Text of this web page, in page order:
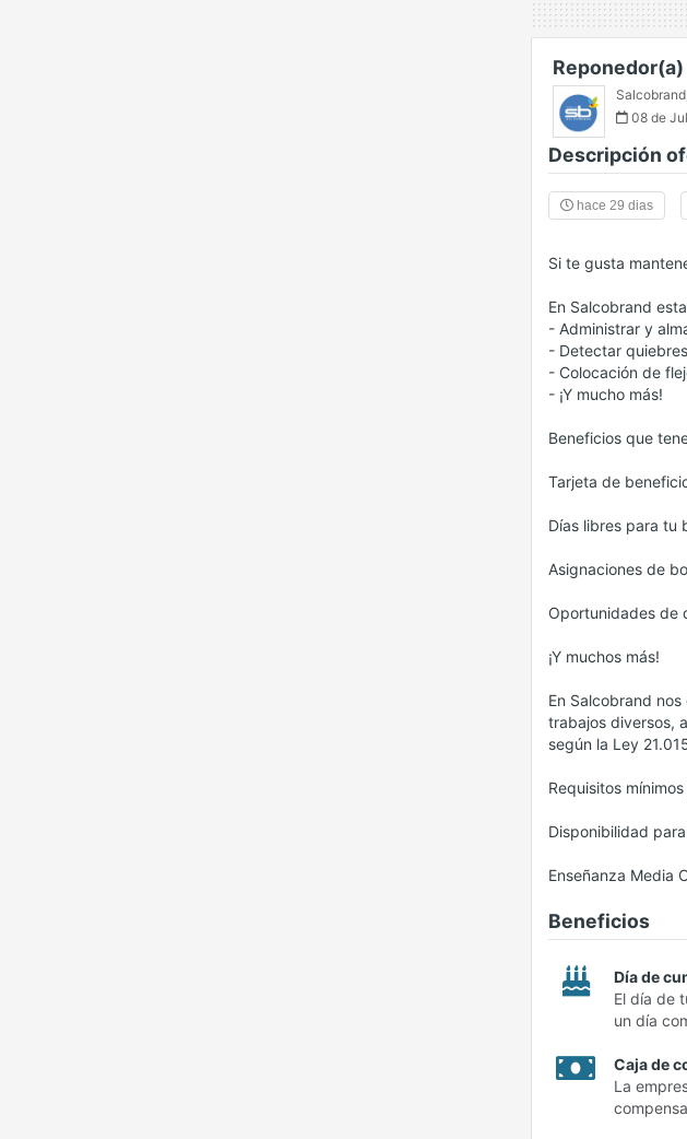
Salcobrand
08 de
Descripción
hace 29 dias
Si te gusta
En Salcobrand
- Administrar y
- Detectar
- Colocación de
- ¡Y mucho más!
Beneficios que
Tarjeta de
Días libres para tu
Asignaciones de
Oportunidades de
¡Y muchos más!
En Salcobrand
trabajos diversos,
según la Ley
Requisitos
Disponibilidad
Enseñanza Media
Beneficios
Día de
El día de
un día
Caja de
La